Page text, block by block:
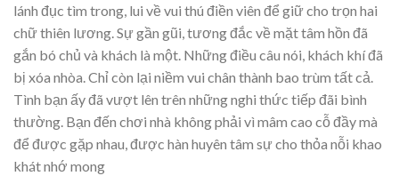
lánh đục tìm trong, lui về vui thú điền viên để giữ cho trọn hai
chữ thiên lương. Sự gần gũi, tương đắc về mặt tâm hồn đã
gắn bó chủ và khách là một. Những điều câu nói, khách khí đã
bị xóa nhòa. Chỉ còn lại niềm vui chân thành bao trùm tất cả.
Tình bạn ấy đã vượt lên trên những nghi thức tiếp đãi bình
thường. Bạn đến chơi nhà không phải vì mâm cao cỗ đầy mà
để được gặp nhau, được hàn huyên tâm sự cho thỏa nỗi khao
khát nhớ mong